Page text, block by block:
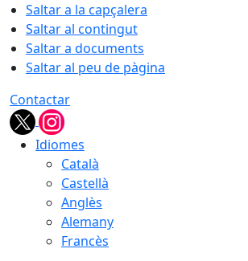
Saltar a la capçalera
Saltar al contingut
Saltar a documents
Saltar al peu de pàgina
Contactar
Idiomes
Català
Castellà
Anglès
Alemany
Francès